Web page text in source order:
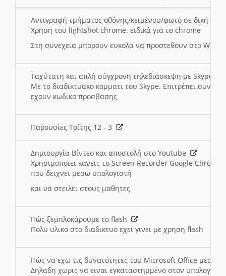
Αντιγραφή τμήματος οθόνης/κειμένου/φωτό σε δική
Χρηση του lightshot chrome. ειδικά για το chrome
Στη συνεχεια μπορουν ευκολα να προστεθουν στο Word
Ταχύτατη και απλή σύγχρονη τηλεδιάσκεψη με Skype
Με το διαδικτυακο κομματι του Skype. Επιτρέπει
εχουν κωδικο προσβασης
Παρουσίες Τρίτης 12 - 3
Δημιουργία Βίντεο και αποστολή στο Youtube
Χρησιμοποιει κανεις το Screen Recorder Google Chrome
που δειχνει μεσω υπολογιστή
και να στειλει στους μαθητες
Πώς ξεμπλοκάρουμε το flash
Πολυ υλικο στο διαδικτυο εχει γινει με χρηση flash
Πώς να εχω τις δυνατότητες του Microsoft Office μεσω
Δηλαδη χωρις να ειναι εγκαταστημμένο στον